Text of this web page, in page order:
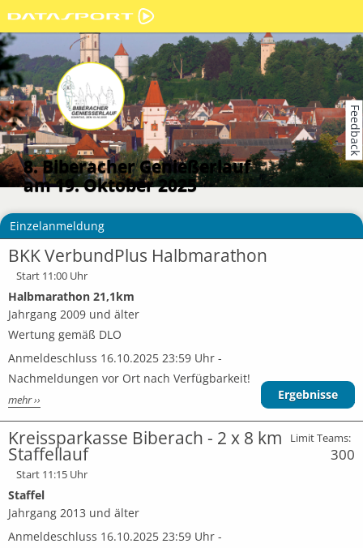
8. Biberacher Genießerlauf
am 19. Oktober 2025
Einzelanmeldung
BKK VerbundPlus Halbmarathon
Start 11:00 Uhr
Halbmarathon 21,1km
Jahrgang 2009 und älter
Wertung gemäß DLO
Anmeldeschluss 16.10.2025 23:59 Uhr -
Nachmeldungen vor Ort nach Verfügbarkeit!
mehr ›› Ergebnisse
Kreissparkasse Biberach - 2 x 8 km
Staffellauf
Start 11:15 Uhr
Staffel
Jahrgang 2013 und älter
Anmeldeschluss 16.10.2025 23:59 Uhr -
Limit Teams:
300
Feedback